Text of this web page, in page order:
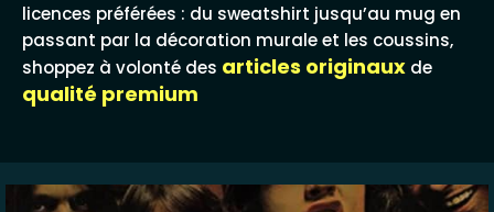
licences préférées : du sweatshirt jusqu’au mug en
passant par la décoration murale et les coussins,
shoppez à volonté des articles originaux de
qualité premium